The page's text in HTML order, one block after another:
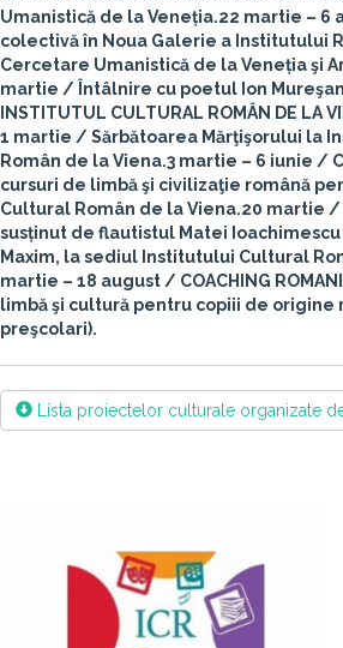
Umanistică de la Veneția.22 martie – 6
colectivă în Noua Galerie a Institutului
Cercetare Umanistică de la Veneția şi
martie / Întâlnire cu poetul Ion
INSTITUTUL CULTURAL ROMÂN DE LA
1 martie / Sărbătoarea Mărţişorului la
Român de la Viena.3 martie – 6 iunie /
cursuri de limbă şi civilizaţie română
Cultural Român de la Viena.20 martie /
susținut de flautistul Matei
Maxim, la sediul Institutului Cultural
martie – 18 august / COACHING
limbă şi cultură pentru copiii de origine
preşcolari).
Lista proiectelor culturale organizate